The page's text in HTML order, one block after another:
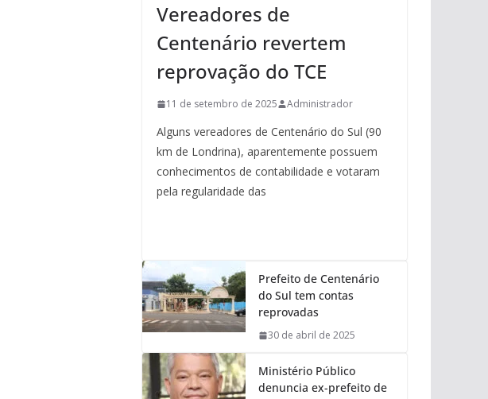
Vereadores de
Centenário revertem
reprovação do TCE
11 de setembro de 2025 Administrador
Alguns vereadores de Centenário do Sul (90
km de Londrina), aparentemente possuem
conhecimentos de contabilidade e votaram
pela regularidade das
Prefeito de Centenário
do Sul tem contas
reprovadas
30 de abril de 2025
Ministério Público
denuncia ex-prefeito de